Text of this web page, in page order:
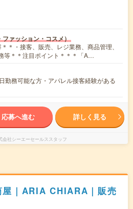
ファッション・コスメ）
＊・接客、販売、レジ業務、商品管理、
等＊＊注目ポイント＊＊＊「A…
勤務可能な方・アパレル接客経験がある
応募へ進む 詳しく見る
会社シーエーセールススタッフ
屋｜ARIA CHIARA｜販売